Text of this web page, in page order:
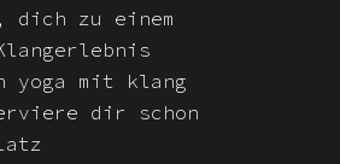
dich zu einem
yoga mit klang
dir schon